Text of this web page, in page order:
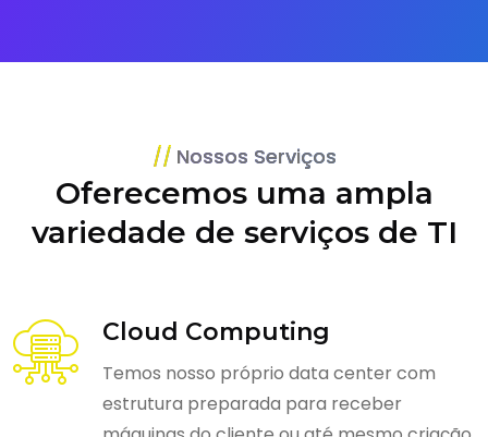
Nossos Serviços
Oferecemos uma ampla
variedade de serviços de TI
Cloud Computing
Temos nosso próprio data center com
estrutura preparada para receber